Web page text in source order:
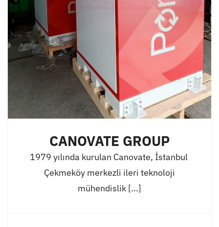
CANOVATE GROUP
1979 yılında kurulan Canovate, İstanbul
Çekmeköy merkezli ileri teknoloji
mühendislik [...]